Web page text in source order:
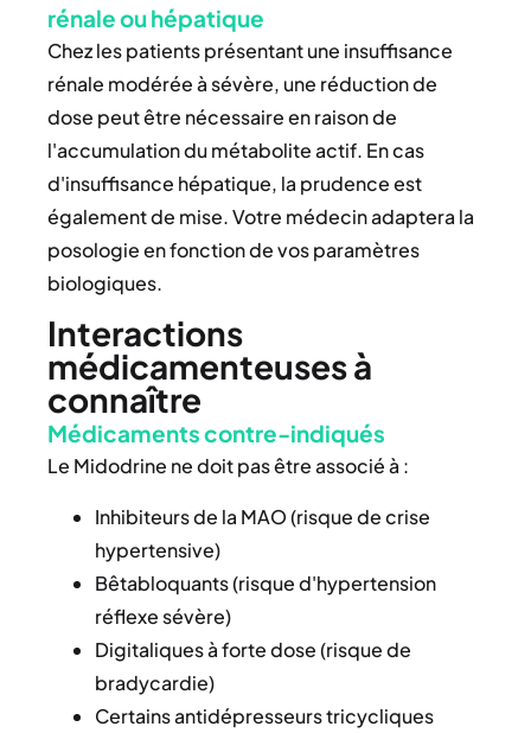
rénale ou hépatique
Chez les patients présentant une insuffisance
rénale modérée à sévère, une réduction de
dose peut être nécessaire en raison de
l'accumulation du métabolite actif. En cas
d'insuffisance hépatique, la prudence est
également de mise. Votre médecin adaptera la
posologie en fonction de vos paramètres
biologiques.
Interactions
médicamenteuses à
connaître
Médicaments contre-indiqués
Le Midodrine ne doit pas être associé à :
Inhibiteurs de la MAO (risque de crise
hypertensive)
Bêtabloquants (risque d'hypertension
réflexe sévère)
Digitaliques à forte dose (risque de
bradycardie)
Certains antidépresseurs tricycliques